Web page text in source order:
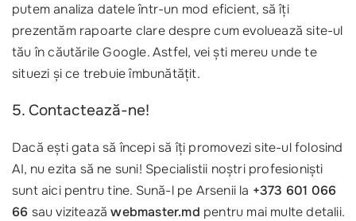
putem analiza datele într-un mod eficient, să îți
prezentăm rapoarte clare despre cum evoluează site-ul
tău în căutările Google. Astfel, vei ști mereu unde te
situezi și ce trebuie îmbunătățit.
5. Contactează-ne!
Dacă ești gata să începi să îți promovezi site-ul folosind
AI, nu ezita să ne suni! Specialistii noștri profesioniști
sunt aici pentru tine. Sună-l pe Arsenii la +373 601 066
66 sau viziteazăwebmaster.md pentru mai multe detalii.